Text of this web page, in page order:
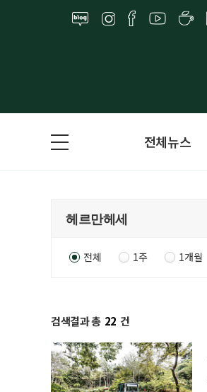
전체뉴스
전체 1주 1개월
검색결과 총 22 건